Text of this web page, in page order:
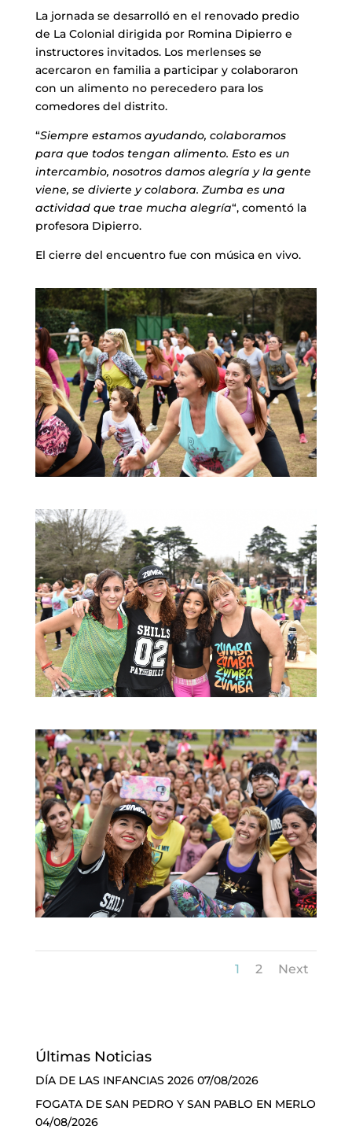
La jornada se desarrolló en el renovado predio
de La Colonial dirigida por Romina Dipierro e
instructores invitados. Los merlenses se
acercaron en familia a participar y colaboraron
con un alimento no perecedero para los
comedores del distrito.
“Siempre estamos ayudando, colaboramos
para que todos tengan alimento. Esto es un
intercambio, nosotros damos alegría y la gente
viene, se divierte y colabora. Zumba es una
actividad que trae mucha alegría“, comentó la
profesora Dipierro.
El cierre del encuentro fue con música en vivo.
1 2 Next
Últimas Noticias
DÍA DE LAS INFANCIAS 2026 07/08/2026
FOGATA DE SAN PEDRO Y SAN PABLO EN MERLO
04/08/2026